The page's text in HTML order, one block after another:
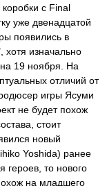
с Final
уже двенадцатой
появились в
изначально
19 ноября. На
отличий от
игры Ясуми
не будет похож
стоит
новый
Yoshida) ранее
героев, то нового
на младшего